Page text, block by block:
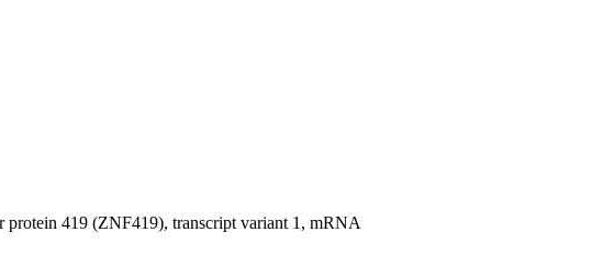
protein 419 (ZNF419), transcript variant 1, mRNA